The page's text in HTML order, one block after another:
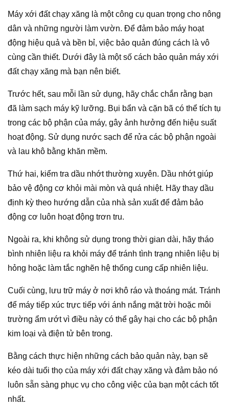
Máy xới đất chạy xăng là một công cụ quan trọng cho nông
dân và những người làm vườn. Để đảm bảo máy hoạt
động hiệu quả và bền bỉ, việc bảo quản đúng cách là vô
cùng cần thiết. Dưới đây là một số cách bảo quản máy xới
đất chạy xăng mà bạn nên biết.
Trước hết, sau mỗi lần sử dụng, hãy chắc chắn rằng bạn
đã làm sạch máy kỹ lưỡng. Bụi bẩn và cặn bã có thể tích tụ
trong các bộ phận của máy, gây ảnh hưởng đến hiệu suất
hoạt động. Sử dụng nước sạch để rửa các bộ phận ngoài
và lau khô bằng khăn mềm.
Thứ hai, kiểm tra dầu nhớt thường xuyên. Dầu nhớt giúp
bảo vệ động cơ khỏi mài mòn và quá nhiệt. Hãy thay dầu
định kỳ theo hướng dẫn của nhà sản xuất để đảm bảo
động cơ luôn hoạt động trơn tru.
Ngoài ra, khi không sử dụng trong thời gian dài, hãy tháo
bình nhiên liệu ra khỏi máy để tránh tình trạng nhiên liệu bị
hỏng hoặc làm tắc nghẽn hệ thống cung cấp nhiên liệu.
Cuối cùng, lưu trữ máy ở nơi khô ráo và thoáng mát. Tránh
để máy tiếp xúc trực tiếp với ánh nắng mặt trời hoặc môi
trường ẩm ướt vì điều này có thể gây hại cho các bộ phận
kim loại và điện tử bên trong.
Bằng cách thực hiện những cách bảo quản này, bạn sẽ
kéo dài tuổi thọ của máy xới đất chạy xăng và đảm bảo nó
luôn sẵn sàng phục vụ cho công việc của bạn một cách tốt
nhất.